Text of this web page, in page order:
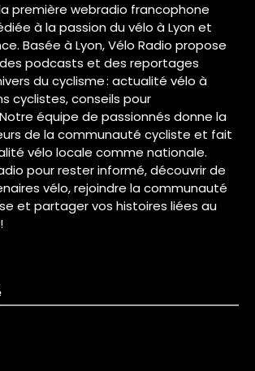
première webradio francophone
à la passion du vélo à Lyon et
Basée à Lyon, Vélo Radio propose
podcasts et des reportages
du cyclisme : actualité vélo à
cyclistes, conseils pour
équipe de passionnés donne la
de la communauté cycliste et fait
vélo locale comme nationale.
pour rester informé, découvrir de
vélo, rejoindre la communauté
et partager vos histoires liées au